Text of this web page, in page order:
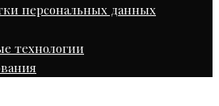
персональных данных
технологии